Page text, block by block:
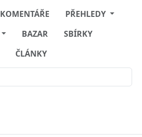
KOMENTÁŘE
PŘEHLEDY
BAZAR
SBÍRKY
ČLÁNKY